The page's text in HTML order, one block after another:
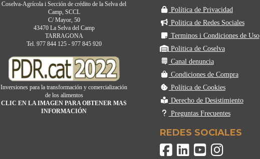
Coselva-Agrícola i Sección de crédito de la Selva del
Camp, SCCL
C/ Mayor, 50
43470 La Selva del Camp
TARRAGONA
Tel. 977 844 125 - 977 845 920
Inversiones para la transformación y comercialización
de los alimentos
CLIC EN LA IMAGEN PARA OBTENER MAS
INFORMACIÓN
Política de Privacidad
Politica de Redes Sociales
Terminos i Condiciones de Uso
Politica de Coselva
Canal denuncia
Condiciones de Compra
Política de Cookies
Derecho de Desistimiento
Preguntas Frecuentes
REDES SOCIALES